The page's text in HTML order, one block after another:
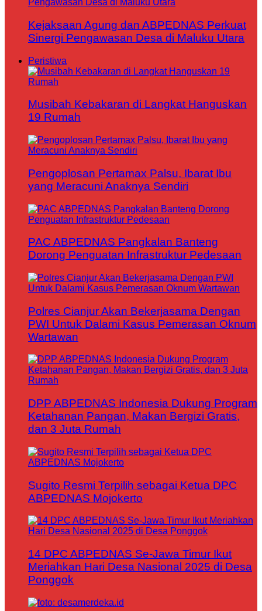
Kejaksaan Agung dan ABPEDNAS Perkuat
Sinergi Pengawasan Desa di Maluku Utara
Peristiwa
Musibah Kebakaran di Langkat Hanguskan
19 Rumah
Pengoplosan Pertamax Palsu, Ibarat Ibu
yang Meracuni Anaknya Sendiri
PAC ABPEDNAS Pangkalan Banteng
Dorong Penguatan Infrastruktur Pedesaan
Polres Cianjur Akan Bekerjasama Dengan
PWI Untuk Dalami Kasus Pemerasan Oknum
Wartawan
DPP ABPEDNAS Indonesia Dukung Program
Ketahanan Pangan, Makan Bergizi Gratis,
dan 3 Juta Rumah
Sugito Resmi Terpilih sebagai Ketua DPC
ABPEDNAS Mojokerto
14 DPC ABPEDNAS Se-Jawa Timur Ikut
Meriahkan Hari Desa Nasional 2025 di Desa
Ponggok